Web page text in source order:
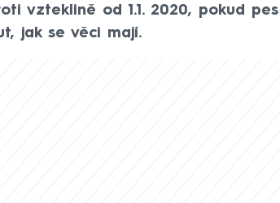
vzteklině od 1.1. 2020, pokud
jak se věci mají.